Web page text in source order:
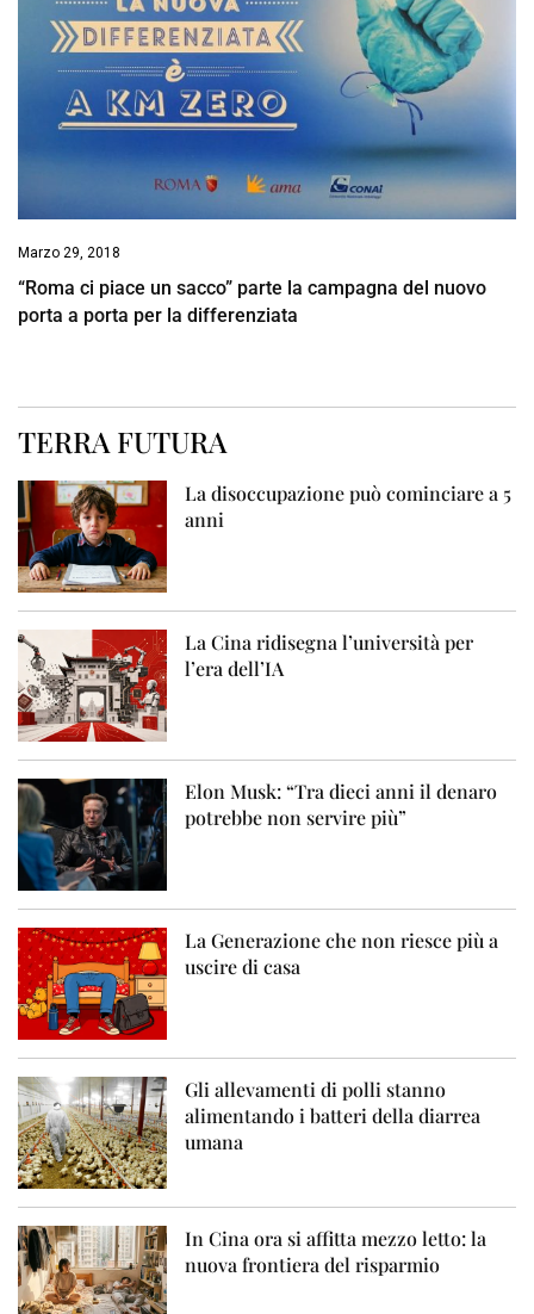
Marzo 29, 2018
“Roma ci piace un sacco” parte la campagna del nuovo
porta a porta per la differenziata
TERRA FUTURA
La disoccupazione può cominciare a 5
anni
La Cina ridisegna l’università per
l’era dell’IA
Elon Musk: “Tra dieci anni il denaro
potrebbe non servire più”
La Generazione che non riesce più a
uscire di casa
Gli allevamenti di polli stanno
alimentando i batteri della diarrea
umana
In Cina ora si affitta mezzo letto: la
nuova frontiera del risparmio